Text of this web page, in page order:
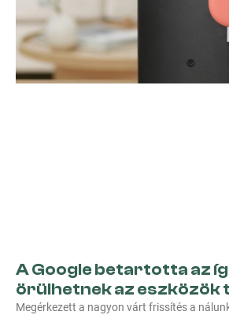
A Google betartotta az
örülhetnek az eszközök
Megérkezett a nagyon várt frissítés a